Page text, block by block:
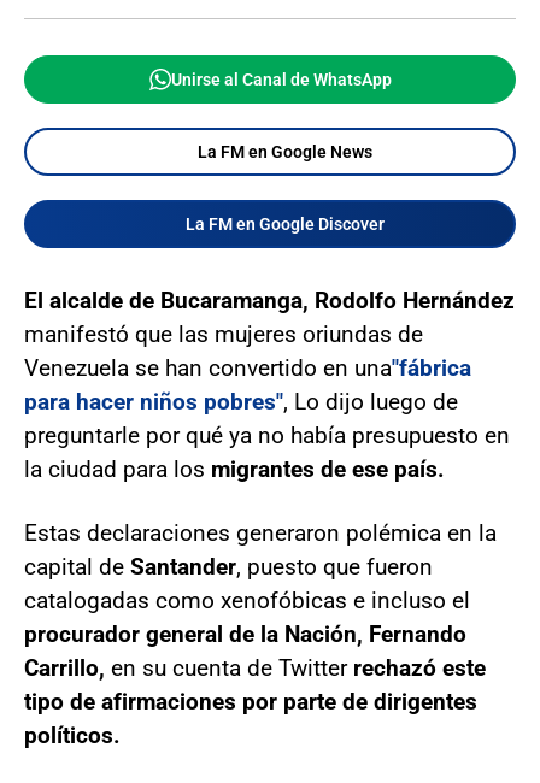
Unirse al Canal de WhatsApp
La FM en Google News
La FM en Google Discover
El alcalde de Bucaramanga, Rodolfo Hernández
manifestó que las mujeres oriundas de
Venezuela se han convertido en una"fábrica
para hacer niños pobres", Lo dijo luego de
preguntarle por qué ya no había presupuesto en
la ciudad para los migrantes de ese país.
Estas declaraciones generaron polémica en la
capital de Santander, puesto que fueron
catalogadas como xenofóbicas e incluso el
procurador general de la Nación, Fernando
Carrillo, en su cuenta de Twitter rechazó este
tipo de afirmaciones por parte de dirigentes
políticos.